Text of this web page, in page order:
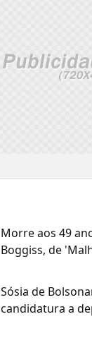
Morre aos 49
Boggiss, de
Sósia de
candidatura a